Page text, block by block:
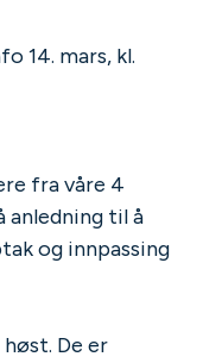
14. mars, kl.
fra våre 4
anledning til å
og innpassing
De er